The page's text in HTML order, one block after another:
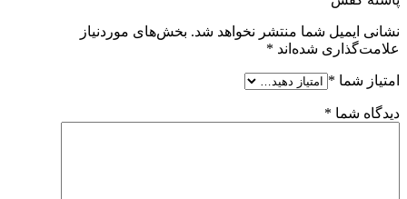
نشانی ایمیل شما منتشر نخواهد شد. بخش‌های موردنیاز
علامت‌گذاری شده‌اند *
امتیاز شما *
دیدگاه شما *